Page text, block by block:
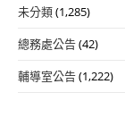
未分類(1,285)
總務處公告(42)
輔導室公告(1,222)